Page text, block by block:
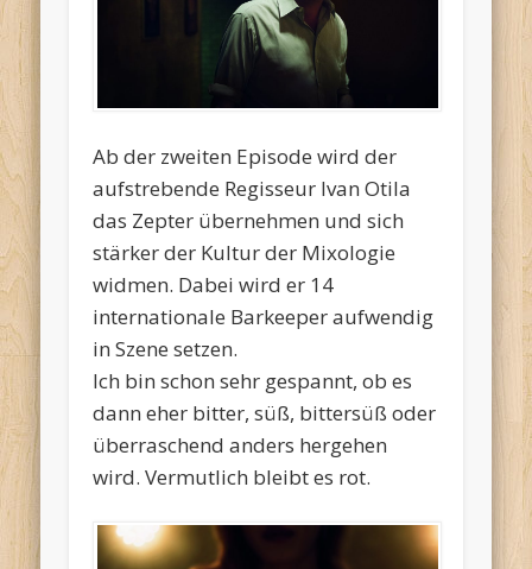
Ab der zweiten Episode wird der
aufstrebende Regisseur Ivan Otila
das Zepter übernehmen und sich
stärker der Kultur der Mixologie
widmen. Dabei wird er 14
internationale Barkeeper aufwendig
in Szene setzen.
Ich bin schon sehr gespannt, ob es
dann eher bitter, süß, bittersüß oder
überraschend anders hergehen
wird. Vermutlich bleibt es rot.